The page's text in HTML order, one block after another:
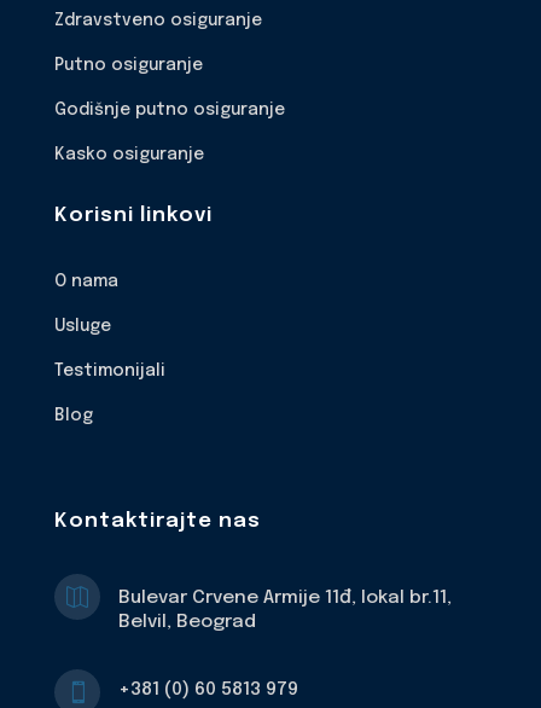
Zdravstveno osiguranje
Putno osiguranje
Godišnje putno osiguranje
Kasko osiguranje
Korisni linkovi
O nama
Usluge
Testimonijali
Blog
Kontaktirajte nas

Bulevar Crvene Armije 11đ, lokal br.11,
Belvil, Beograd
 +381 (0) 60 5813 979